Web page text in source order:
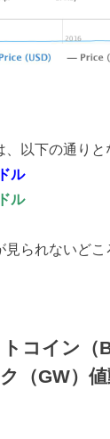
以下の通りと
ル
ル
見られないどこ
コイン（
（GW）